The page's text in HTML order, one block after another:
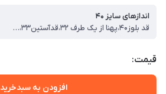
اندازهای سایز ۴۰
قد بلوز۴۰،پهنا از یک طرف ۳۲،قدآستین۳۳،قدشلوار۵۸
قیمت:
افزودن به سبدخرید